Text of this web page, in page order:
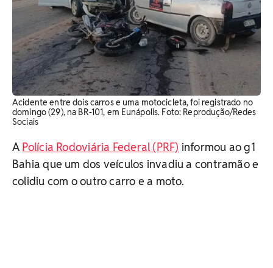
Acidente entre dois carros e uma motocicleta, foi registrado no
domingo (29), na BR-101, em Eunápolis. Foto: Reprodução/Redes
Sociais
A Polícia Rodoviária Federal (PRF) informou ao g1
Bahia que um dos veículos invadiu a contramão e
colidiu com o outro carro e a moto.